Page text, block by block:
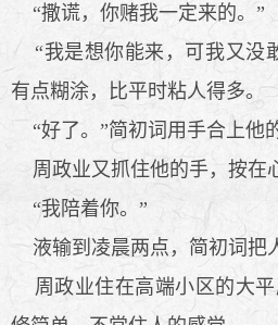
“撒谎，你赌我一定来的。”
“我是想你能来，可我又没
有点糊涂，比平时粘人得多。
“好了。”简初词用手合上他
周政业又抓住他的手，按在
“我陪着你。”
液输到凌晨两点，简初词把
周政业住在高端小区的大平